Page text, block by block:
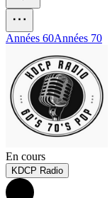
Années 60Années 70
En cours
KDCP Radio